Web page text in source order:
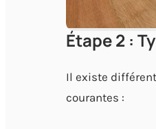
Étape 2 :
Il existe
courantes :